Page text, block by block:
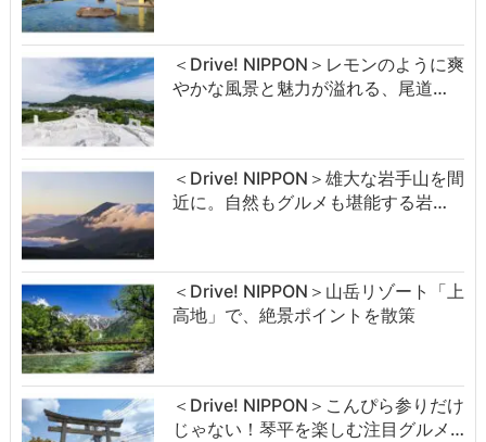
＜Drive! NIPPON＞レモンのように爽
やかな風景と魅力が溢れる、尾道…
＜Drive! NIPPON＞雄大な岩手山を間
近に。自然もグルメも堪能する岩…
＜Drive! NIPPON＞山岳リゾート「上
高地」で、絶景ポイントを散策
＜Drive! NIPPON＞こんぴら参りだけ
じゃない！琴平を楽しむ注目グルメ…